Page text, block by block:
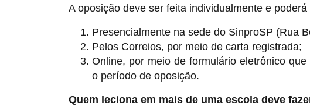
A oposição deve ser feita individualmente e
Presencialmente na sede do SinproSP (Rua
Pelos Correios, por meio de carta registrada;
Online, por meio de formulário eletrônico
o período de oposição.
Quem leciona em mais de uma escola deve